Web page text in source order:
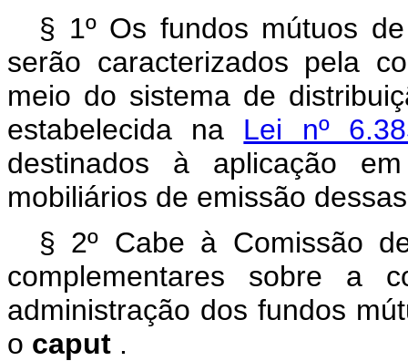
§ 1º Os fundos mútuos
serão caracterizados pela
meio do sistema de
estabelecida na Lei nº
destinados à aplicação
mobiliários de emissão
§ 2º Cabe à Comissão
complementares sobre a
administração dos fundos
o caput .